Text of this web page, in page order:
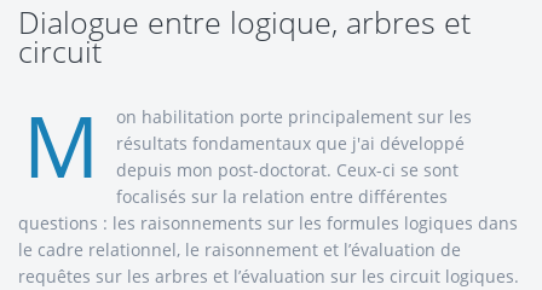
Dialogue entre logique, arbres et
circuit
M
on habilitation porte principalement sur les
résultats fondamentaux que j'ai développé
depuis mon post-doctorat. Ceux-ci se sont
focalisés sur la relation entre différentes
questions : les raisonnements sur les formules logiques dans
le cadre relationnel, le raisonnement et l’évaluation de
requêtes sur les arbres et l’évaluation sur les circuit logiques.